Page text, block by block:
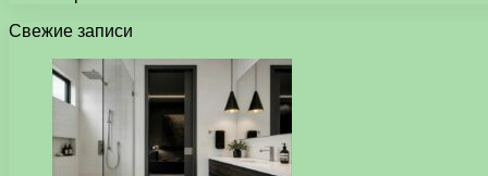
Свежие записи